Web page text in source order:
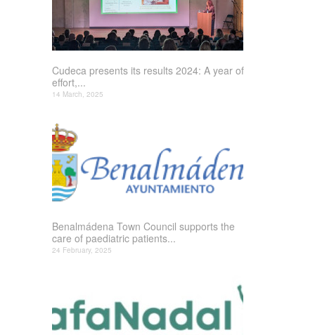
Cudeca presents its results 2024: A year of
effort,...
14 March, 2025
Benalmádena Town Council supports the
care of paediatric patients...
24 February, 2025